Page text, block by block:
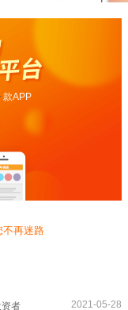
款APP
不再迷路
者 2021-05-28